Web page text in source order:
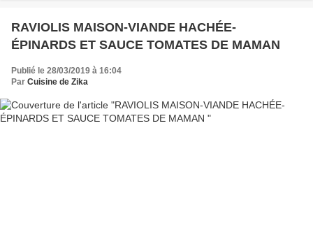
RAVIOLIS MAISON-VIANDE HACHÉE-
ÉPINARDS ET SAUCE TOMATES DE MAMAN
Publié le 28/03/2019 à 16:04
Par Cuisine de Zika